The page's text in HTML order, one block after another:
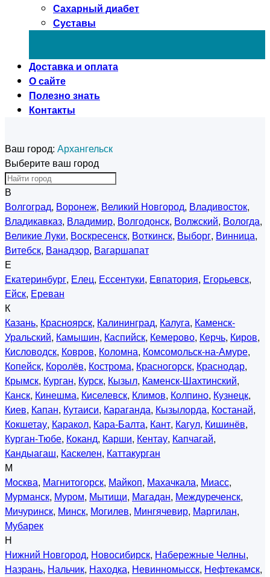
Сахарный диабет
Суставы
Доставка и оплата
О сайте
Полезно знать
Контакты
Ваш город: Архангельск
Выберите ваш город
В
Волгоград, Воронеж, Великий Новгород, Владивосток,
Владикавказ, Владимир, Волгодонск, Волжский, Вологда,
Великие Луки, Воскресенск, Воткинск, Выборг, Винница,
Витебск, Ванадзор, Вагаршапат
Е
Екатеринбург, Елец, Ессентуки, Евпатория, Егорьевск,
Ейск, Ереван
К
Казань, Красноярск, Калининград, Калуга, Каменск-
Уральский, Камышин, Каспийск, Кемерово, Керчь, Киров,
Кисловодск, Ковров, Коломна, Комсомольск-на-Амуре,
Копейск, Королёв, Кострома, Красногорск, Краснодар,
Крымск, Курган, Курск, Кызыл, Каменск-Шахтинский,
Канск, Кинешма, Киселевск, Климов, Колпино, Кузнецк,
Киев, Капан, Кутаиси, Караганда, Кызылорда, Костанай,
Кокшетау, Каракол, Кара-Балта, Кант, Кагул, Кишинёв,
Курган-Тюбе, Коканд, Карши, Кентау, Капчагай,
Кандыагаш, Каскелен, Каттакурган
М
Москва, Магнитогорск, Майкоп, Махачкала, Миасс,
Мурманск, Муром, Мытищи, Магадан, Междуреченск,
Мичуринск, Минск, Могилев, Мингячевир, Маргилан,
Мубарек
Н
Нижний Новгород, Новосибирск, Набережные Челны,
Назрань, Нальчик, Находка, Невинномысск, Нефтекамск,